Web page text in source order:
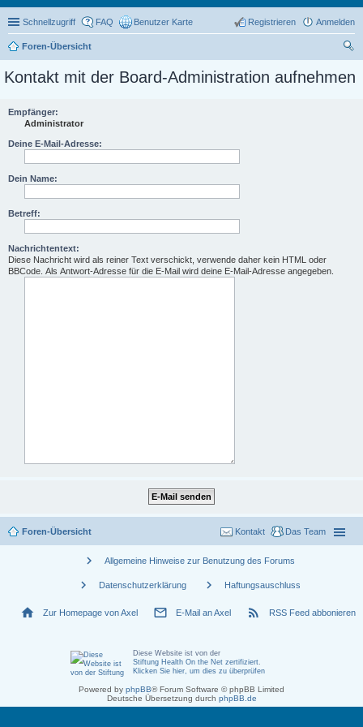
Schnellzugriff FAQ Benutzer Karte Anmelden
Registrieren
Foren-Übersicht
he
Kontakt mit der Board-Administration aufnehmen
Empfänger:
Administrator
Deine E-Mail-Adresse:
Dein Name:
Betreff:
Nachrichtentext:
Diese Nachricht wird als reiner Text verschickt, verwende daher kein HTML oder
BBCode. Als Antwort-Adresse für die E-Mail wird deine E-Mail-Adresse angegeben.
Foren-Übersicht Das Team
Kontakt
chevron_right Allgemeine Hinweise zur Benutzung des Forums
chevron_right Datenschutzerklärung chevron_right Haftungsauschluss
home Zur Homepage von Axel mail_outline E-Mail an Axel rss_feed RSS Feed abbonieren
Diese Website ist von der
Stiftung Health On the Net zertifiziert.
Klicken Sie hier, um dies zu überprüfen
Powered by phpBB® Forum Software © phpBB Limited
Deutsche Übersetzung durch phpBB.de